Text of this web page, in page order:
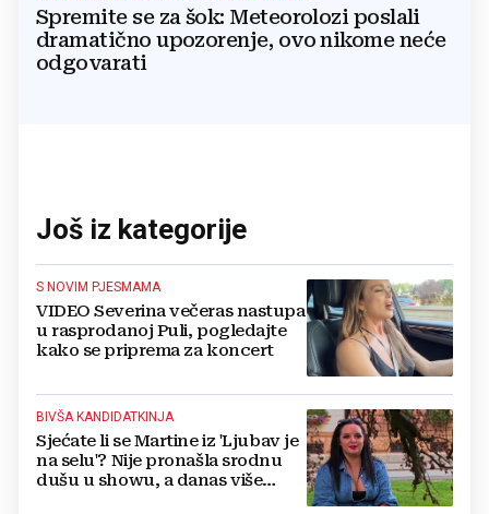
Spremite se za šok: Meteorolozi poslali
dramatično upozorenje, ovo nikome neće
odgovarati
Još iz kategorije
S NOVIM PJESMAMA
VIDEO Severina večeras nastupa
u rasprodanoj Puli, pogledajte
kako se priprema za koncert
BIVŠA KANDIDATKINJA
Sjećate li se Martine iz 'Ljubav je
na selu'? Nije pronašla srodnu
dušu u showu, a danas više